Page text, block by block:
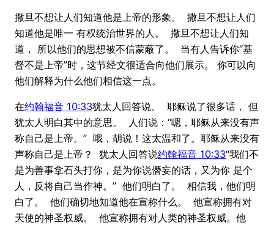
撒旦不想让人们知道他是上帝的形象。 撒旦不想让人们
知道他是唯一 有权统治世界的人。 撒旦不想让人们知
道， 所以他们的思想被不信蒙蔽了。 当有人告诉你“基
督不是上帝”时，这节经文很适合向他们展示。 你可以向
他们解释为什么他们相信这一点。
在约翰福音 10:33犹太人回答说。 耶稣说了很多话， 但
犹太人明白其中的意思。 人们说：“嗯，耶稣从来没有声
称自己是上帝。” 哦，胡说！这太温和了。耶稣从来没有
声称自己是上帝？ 犹太人回答说约翰福音 10:33“我们不
是为善事拿石头打你，是为你说僭妄的话，又为你 是个
人，反将自己当作神。” 他们明白了。 相信我，他们明
白了。 他们确切地知道他在宣称什么。 他宣称拥有对
天使的神圣权威。 他宣称拥有对人类的神圣权威。他